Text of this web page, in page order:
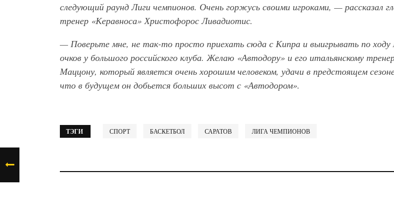
следующий раунд Лиги чемпионов. Очень горжусь своими игроками, — рассказал
тренер «Керавноса» Христофорос Ливадиотис.
— Поверьте мне, не так-то просто приехать сюда с Кипра и выигрывать по
очков у большого российского клуба. Желаю «Автодору» и его итальянскому
Маццону, который является очень хорошим человеком, удачи в предстоящем
что в будущем он добьется больших высот с «Автодором».
ТЭГИ СПОРТ БАСКЕТБОЛ САРАТОВ ЛИГА ЧЕМПИОНОВ